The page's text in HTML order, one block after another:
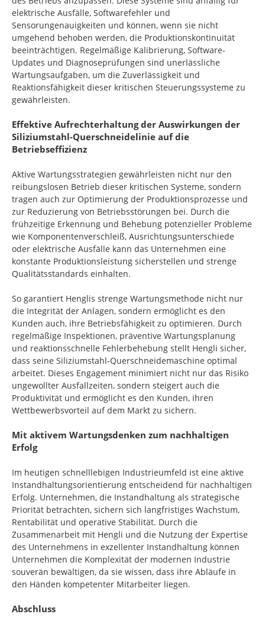
elektrische Ausfälle, Softwarefehler und
Sensorungenauigkeiten und können, wenn sie nicht
umgehend behoben werden, die Produktionskontinuität
beeinträchtigen. Regelmäßige Kalibrierung, Software-
Updates und Diagnoseprüfungen sind unerlässliche
Wartungsaufgaben, um die Zuverlässigkeit und
Reaktionsfähigkeit dieser kritischen Steuerungssysteme zu
gewährleisten.
Effektive Aufrechterhaltung der Auswirkungen der
Siliziumstahl-Querschneidelinie auf die
Betriebseffizienz
Aktive Wartungsstrategien gewährleisten nicht nur den
reibungslosen Betrieb dieser kritischen Systeme, sondern
tragen auch zur Optimierung der Produktionsprozesse und
zur Reduzierung von Betriebsstörungen bei. Durch die
frühzeitige Erkennung und Behebung potenzieller Probleme
wie Komponentenverschleiß, Ausrichtungsunterschiede
oder elektrische Ausfälle kann das Unternehmen eine
konstante Produktionsleistung sicherstellen und strenge
Qualitätsstandards einhalten.
So garantiert Henglis strenge Wartungsmethode nicht nur
die Integrität der Anlagen, sondern ermöglicht es den
Kunden auch, ihre Betriebsfähigkeit zu optimieren. Durch
regelmäßige Inspektionen, präventive Wartungsplanung
und reaktionsschnelle Fehlerbehebung stellt Hengli sicher,
dass seine Siliziumstahl-Querschneidemaschine optimal
arbeitet. Dieses Engagement minimiert nicht nur das Risiko
ungewollter Ausfallzeiten, sondern steigert auch die
Produktivität und ermöglicht es den Kunden, ihren
Wettbewerbsvorteil auf dem Markt zu sichern.
Mit aktivem Wartungsdenken zum nachhaltigen
Erfolg
Im heutigen schnelllebigen Industrieumfeld ist eine aktive
Instandhaltungsorientierung entscheidend für nachhaltigen
Erfolg. Unternehmen, die Instandhaltung als strategische
Priorität betrachten, sichern sich langfristiges Wachstum,
Rentabilität und operative Stabilität. Durch die
Zusammenarbeit mit Hengli und die Nutzung der Expertise
des Unternehmens in exzellenter Instandhaltung können
Unternehmen die Komplexität der modernen Industrie
souverän bewältigen, da sie wissen, dass ihre Abläufe in
den Händen kompetenter Mitarbeiter liegen.
Abschluss